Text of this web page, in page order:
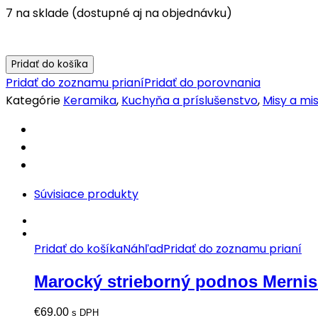
7 na sklade (dostupné aj na objednávku)
Pridať do košíka
Pridať do zoznamu prianíPridať do porovnania
Kategórie Keramika, Kuchyňa a príslušenstvo, Misy a
Súvisiace produkty
Pridať do košíkaNáhľadPridať do zoznamu prianí
Marocký strieborný podnos
€69.00 s DPH